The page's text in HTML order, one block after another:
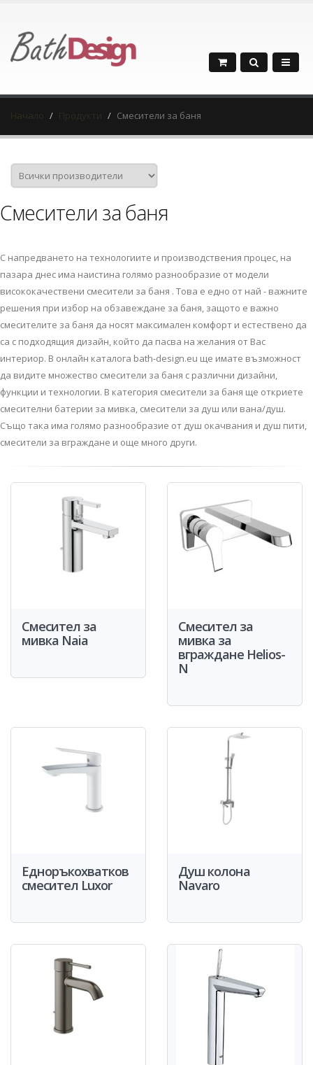
Начало Продукти Смесители за баня
Смесители за баня
С напредването на технологиите и производствения процес, на
пазара днес има наистина голямо разнообразие от модели
висококачествени смесители за баня . Това е едно от най - важните
решения при избор на обзавеждане за баня, защото е важно
смесителите за баня да носят максимален комфорт и естествено да
са с подходящия дизайн, който да пасва на желания от Вас
интериор. В онлайн каталога bath-design.eu ще имате възможност
да видите множество смесители за баня с различни дизайни,
функции и технологии. В категория смесители за баня ще откриете
смесителни батерии за мивка, смесители за душ или вана/душ.
Също така има голямо разнообразие от душ окачвания и душ пити,
смесители за вграждане и още много други.
Смесител за
мивка Naia
Смесител за
мивка за
вграждане Helios-
N
Едноръкохватков
смесител Luxor
Душ колона
Navaro